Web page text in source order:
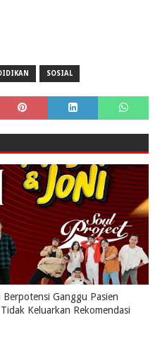
SOSIAL
Ganggu Pasien
Keluarkan Rekomendasi